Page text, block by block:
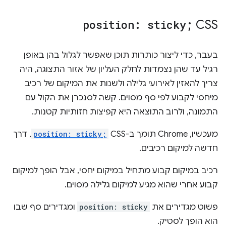
CSS
position: sticky;
בעבר, כדי ליצור כותרות תוכן שאפשר לגלול בהן באופן
רגיל עד שהן נצמדות לחלק העליון של אזור התצוגה, היה
צריך להאזין לאירועי גלילה ולשנות את המיקום של רכיב
מיחסי לקבוע לפי סף מסוים. קשה לסנכרן את הקול עם
התמונה, ולרוב התוצאה היא קפיצות חזותיות קטנות.
מעכשיו, Chrome תומך ב-CSS position: sticky; , דרך
חדשה למיקום רכיבים.
רכיב במיקום קבוע מתחיל במיקום יחסי, אבל הופך למיקום
קבוע אחרי שהוא מגיע למיקום גלילה מסוים.
פשוט מגדירים את position: sticky ומגדירים סף שבו
הוא הופך לסטיק.